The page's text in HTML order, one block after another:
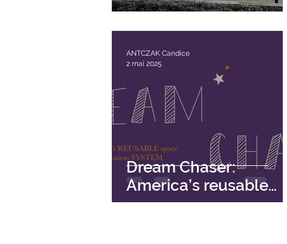
Dream Chaser:
America’s reusable
space transportation
ANTCZAK Candice
2 mai 2025